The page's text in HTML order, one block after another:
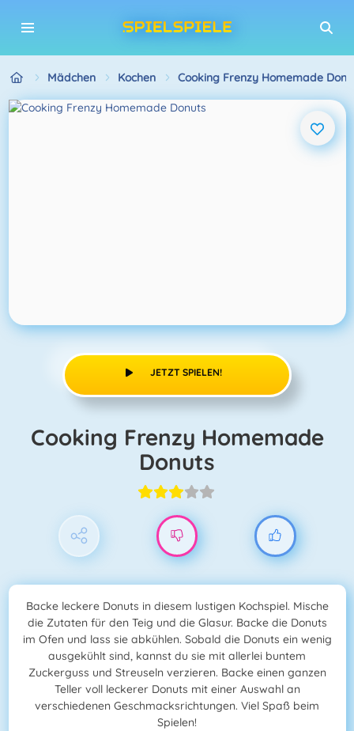
Mädchen Kochen Cooking Frenzy Homemade
JETZT SPIELEN!
Cooking Frenzy Homemade
Donuts
Backe leckere Donuts in diesem lustigen Kochspiel. Mische
die Zutaten für den Teig und die Glasur. Backe die Donuts
im Ofen und lass sie abkühlen. Sobald die Donuts ein wenig
ausgekühlt sind, kannst du sie mit allerlei buntem
Zuckerguss und Streuseln verzieren. Backe einen ganzen
Teller voll leckerer Donuts mit einer Auswahl an
verschiedenen Geschmacksrichtungen. Viel Spaß beim
Spielen!